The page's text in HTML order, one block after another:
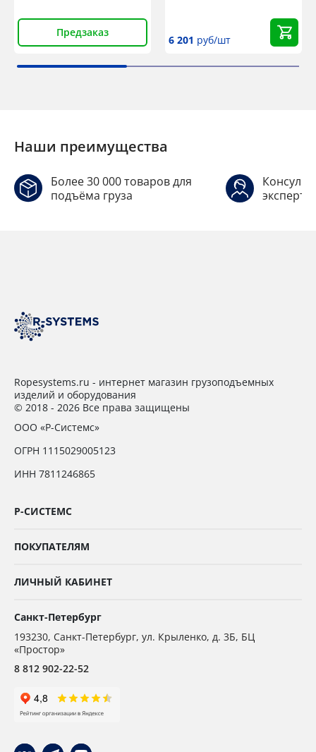
Предзаказ
6 201 руб/шт
Наши преимущества
Более 30 000 товаров для
подъёма груза
Ropesystems.ru - интернет магазин грузоподъемных
изделий и оборудования
© 2018 - 2026 Все права защищены
ООО «Р-Системс»
ОГРН 1115029005123
ИНН 7811246865
Р-СИСТЕМС
ПОКУПАТЕЛЯМ
ЛИЧНЫЙ КАБИНЕТ
Санкт-Петербург
193230, Санкт-Петербург, ул. Крыленко, д. 3Б, БЦ
«Простор»
8 812 902-22-52